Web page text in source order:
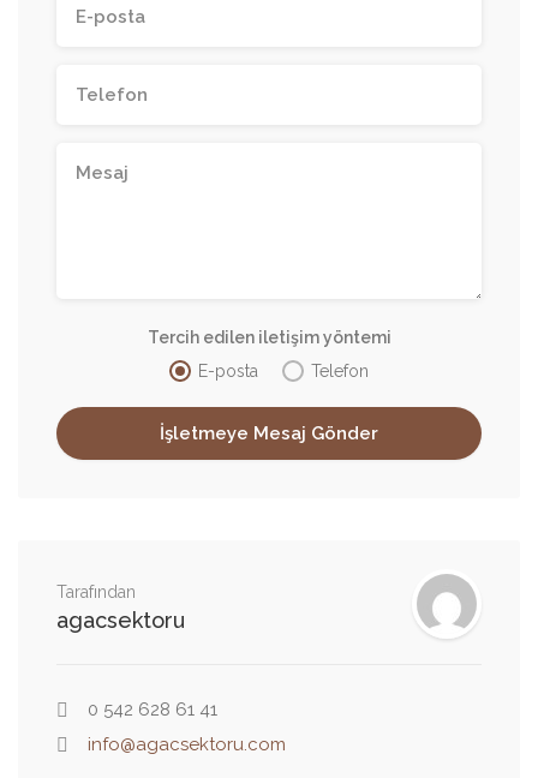
Tercih edilen iletişim yöntemi
E-posta
Telefon
Tarafından
agacsektoru
0 542 628 61 41
info@agacsektoru.com